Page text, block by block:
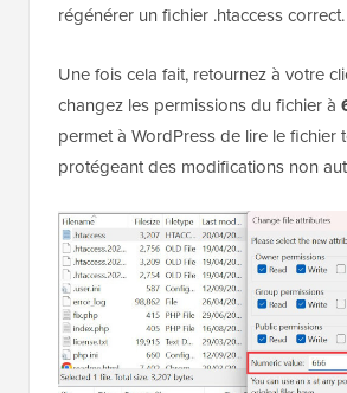
régénérer un fichier .htaccess correct.
Une fois cela fait, retournez à votre
changez les permissions du fichier à
permet à WordPress de lire le fichier
protégeant des modifications non